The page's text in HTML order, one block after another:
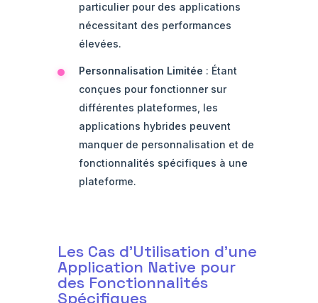
particulier pour des applications
nécessitant des performances
élevées.
Personnalisation Limitée : Étant
conçues pour fonctionner sur
différentes plateformes, les
applications hybrides peuvent
manquer de personnalisation et de
fonctionnalités spécifiques à une
plateforme.
Les Cas d'Utilisation d'une
Application Native pour
des Fonctionnalités
Spécifiques